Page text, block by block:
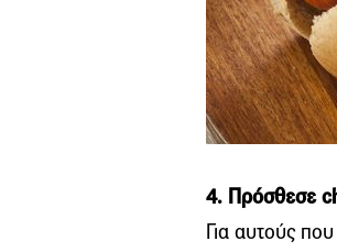
4. Πρόσθεσε
Για αυτούς